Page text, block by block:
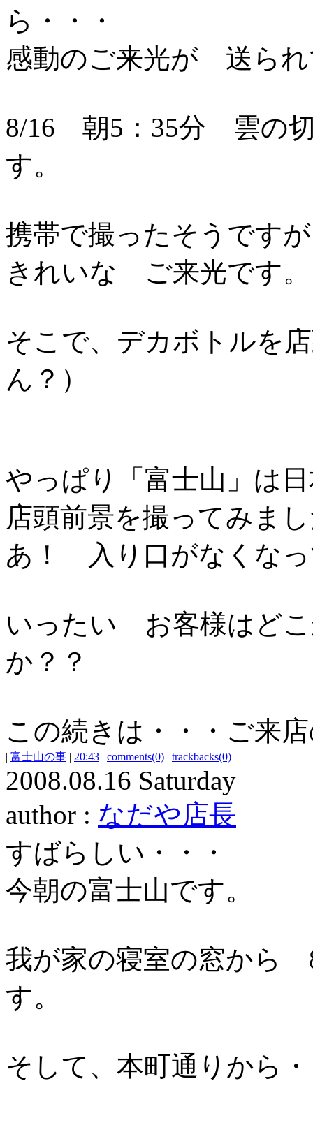
ら・・・
感動のご来光が 送られ
8/16 朝5：35分 雲の
す。
携帯で撮ったそうです
きれいな ご来光です。
そこで、デカボトルを
ん？）
やっぱり「富士山」は
店頭前景を撮ってみま
あ！ 入り口がなくな
いったい お客様はど
か？？
この続きは・・・ご来
| 富士山の事 | 20:43 | comments(0) | trackbacks(0) |
2008.08.16 Saturday
author : なだや店長
すばらしい・・・
今朝の富士山です。
我が家の寝室の窓から
す。
そして、本町通りから